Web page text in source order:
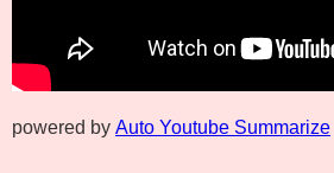
powered by Auto Youtube Summarize